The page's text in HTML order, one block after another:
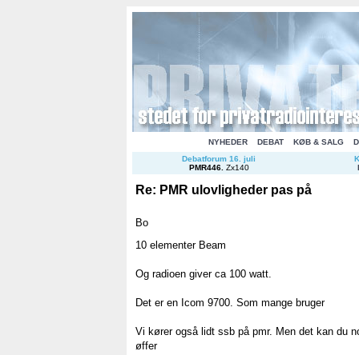
NYHEDER DEBAT KØB & SALG
Debatforum 16. juli
PMR446. Zx140
Re: PMR ulovligheder pas på
Bo
10 elementer Beam
Og radioen giver ca 100 watt.
Det er en Icom 9700. Som mange bruger
Vi kører også lidt ssb på pmr. Men det kan du
øffer